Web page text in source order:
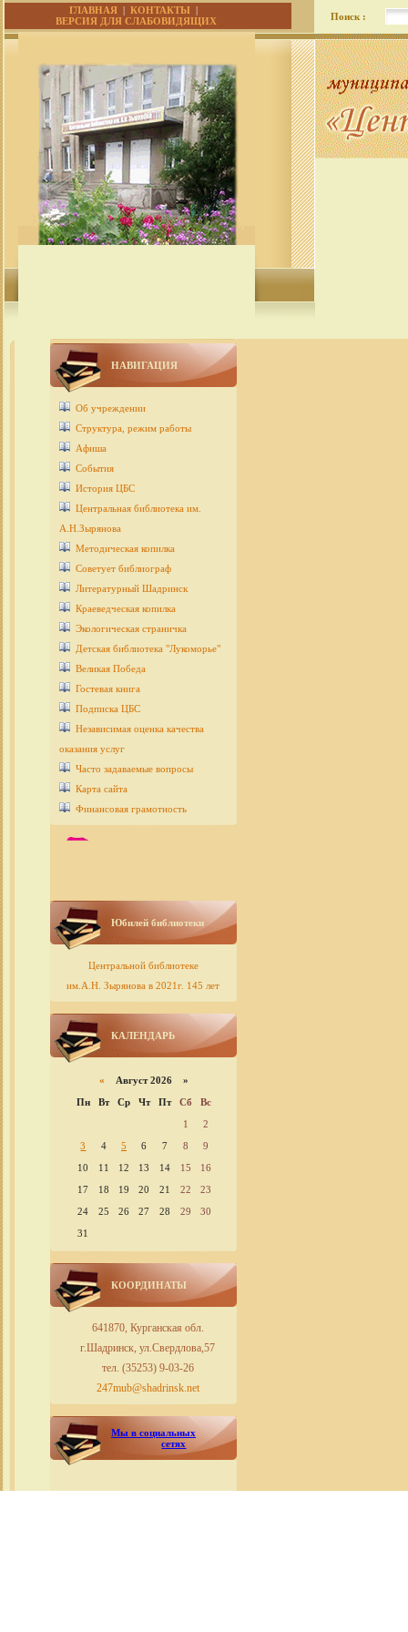
ГЛАВНАЯ |КОНТАКТЫ |
ВЕРСИЯ ДЛЯ СЛАБОВИДЯЩИХ
Поиск :
НАВИГАЦИЯ
Об учреждении
Структура, режим работы
Афиша
События
История ЦБС
Центральная библиотека им.
А.Н.Зырянова
Методическая копилка
Советует библиограф
Литературный Шадринск
Краеведческая копилка
Экологическая страничка
Детcкая библиотека "Лукоморье"
Великая Победа
Гостевая книга
Подписка ЦБС
Независимая оценка качества
оказания услуг
Часто задаваемые вопросы
Карта сайта
Финансовая грамотность
Юбилей библиотеки
Центральной библиотеке
им.А.Н. Зырянова в 2021г. 145 лет
КАЛЕНДАРЬ
« Август 2026 »
Пн
Вт Ср Чт Пт Сб
Вс
1
2
3
4 5 6 7 8
9
10
11 12 13 14 15
16
17
18 19 20 21 22
23
24
25 26 27 28 29
30
31
КООРДИНАТЫ
641870, Курганская обл.
г.Шадринск, ул.Свердлова,57
тел. (35253) 9-03-26
247mub@shadrinsk.net
Мы в социальных
сетях